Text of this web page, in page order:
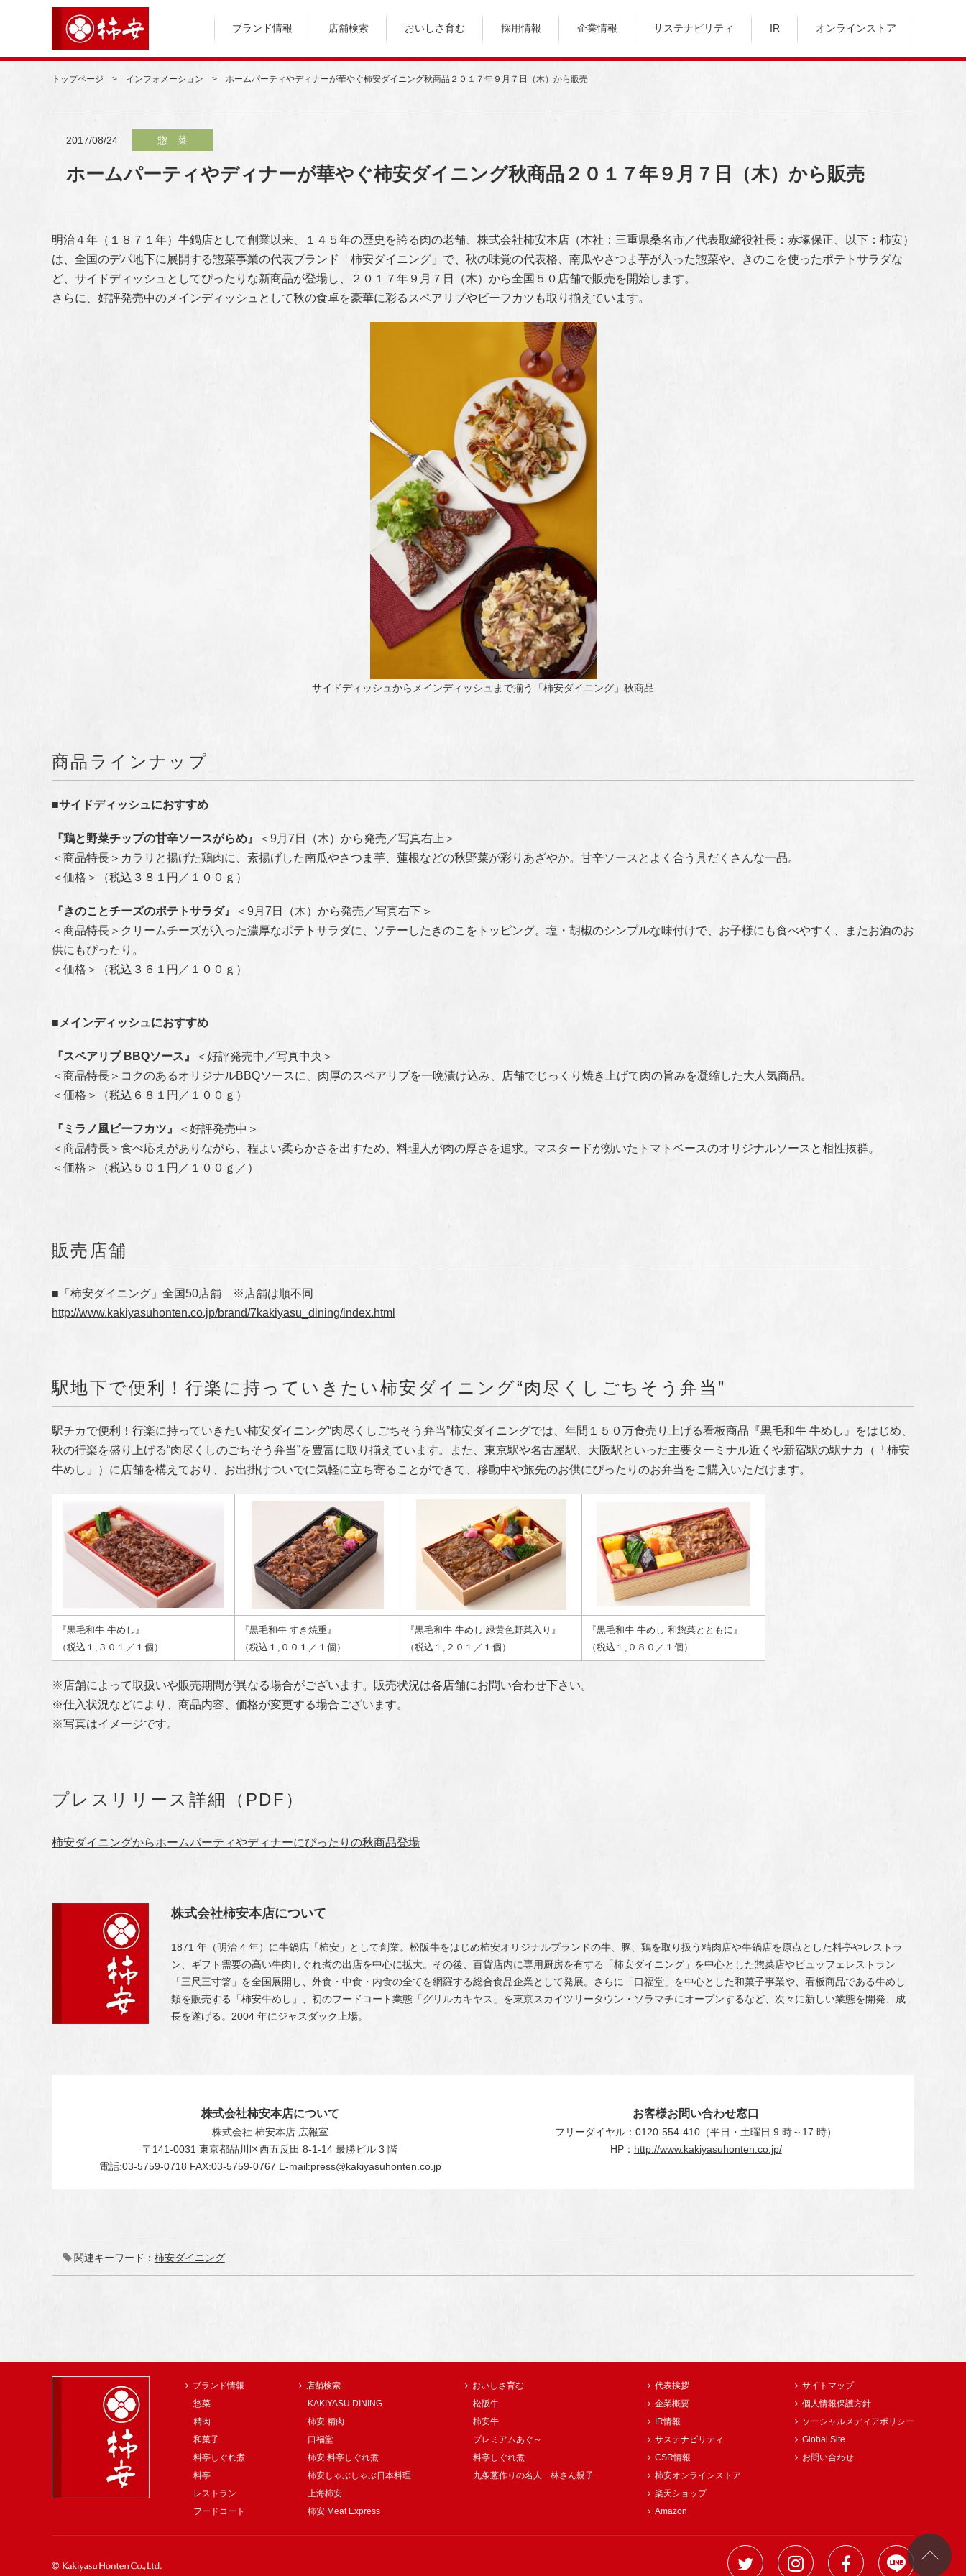
ブランド情報 店舗検索 おいしさ育む 採用情報 企業情報 サステナビリティ IR オンラインストア
トップページ インフォメーション ホームパーティやディナーが華やぐ柿安ダイニング秋商品２０１７年９月７日（木）から販売
2017/08/24 惣 菜
ホームパーティやディナーが華やぐ柿安ダイニング秋商品２０１７年９月７日（木）から販売
明治４年（１８７１年）牛鍋店として創業以来、１４５年の歴史を誇る肉の老舗、株式会社柿安本店（本社：三重県桑名市／代表取締役社長：赤塚保正、以下：柿安）
は、全国のデパ地下に展開する惣菜事業の代表ブランド「柿安ダイニング」で 、秋の味覚の代表格、南瓜やさつま芋が入った惣菜や、きのこを使ったポテトサラダな
ど、サイドディッシュとしてぴったりな新商品が登場し、２０１７年９月７日（木）から全国５０店舗で販売を開始します。
さらに、好評発売中のメインディッシュとして秋の食卓を豪華に彩るスペアリブやビーフカツも取り揃えています。
サイドディッシュからメインディッシュまで揃う「柿安ダイニング」秋商品
商品ラインナップ
■サイドディッシュにおすすめ
『鶏と野菜チップの甘辛ソースがらめ』
＜9月7日（木）から発売／写真右上＞
＜ 商品特長 ＞ カラリと揚げた鶏肉に、素揚げした南瓜やさつま芋、蓮根などの秋野菜が彩りあざやか。甘辛ソースとよく合う具だくさんな一品。
＜価格＞（税込３８１円／１００ｇ）
『きのことチーズのポテトサラダ』
＜9月7日（木）から発売／写真右下＞
＜商品特長＞クリームチーズが入った濃厚なポテトサラダに、ソテーしたきのこをトッピング。塩・胡椒のシンプルな味付けで、お子様にも食べやすく、またお酒のお
供にもぴったり。
＜価格＞（税込３６１円／１００ｇ）
■メインディッシュにおすすめ
『スペアリブ BBQソース』
＜好評発売中／写真中央＞
＜商品特長＞コクのあるオリジナルBBQソースに、肉厚のスペアリブを一晩漬け込み、店舗でじっくり焼き上げて肉の旨みを凝縮した大人気商品。
＜価格＞（税込６８１円／１００ｇ）
『ミラノ風ビーフカツ』
＜好評発売中＞
＜商品特長＞食べ応えがありながら、程よい柔らかさを出すため、料理人が肉の厚さを追求。マスタードが効いたトマトベースのオリジナルソースと相性抜群。
＜価格＞（税込５０１円／１００ｇ／）
販売店舗
■「柿安ダイニング」全国50店舗 ※店舗は順不同
http://www.kakiyasuhonten.co.jp/brand/7kakiyasu_dining/index.html
駅地下で便利！行楽に持っていきたい柿安ダイニング“肉尽くしごちそう弁当”
駅チカで便利！行楽に持っていきたい柿安ダイニング“肉尽くしごちそう弁当”柿安ダイニングでは、年間１５０万食売り上げる看板商品『黒毛和牛 牛めし』をはじめ、
秋の行楽を盛り上げる“肉尽くしのごちそう弁当”を豊富に取り揃えています。また、東京駅や名古屋駅、大阪駅といった主要ターミナル近くや新宿駅の駅ナカ（「柿安
牛めし」）に店舗を構えており、お出掛けついでに気軽に立ち寄ることができて、移動中や旅先のお供にぴったりのお弁当をご購入いただけます。
『黒毛和牛 牛めし』
（税込１,３０１／１個）
『黒毛和牛 すき焼重』
（税込１,００１／１個）
『黒毛和牛 牛めし 緑黄色野菜入り』
（税込１,２０１／１個）
『黒毛和牛 牛めし 和惣菜とともに』
（税込１,０８０／１個）
※店舗によって取扱いや販売期間が異なる場合がございます。販売状況は各店舗にお問い合わせ下さい。
※仕入状況などにより、商品内容、価格が変更する場合ございます。
※写真はイメージです。
プレスリリース詳細（PDF）
柿安ダイニングからホームパーティやディナーにぴったりの秋商品登場
株式会社柿安本店について
1871 年（明治 4 年）に牛鍋店「柿安」として創業。松阪牛をはじめ柿安オリジナルブランドの牛、豚、鶏を取り扱う精肉店や牛鍋店を原点とした料亭やレストラ
ン、ギフト需要の高い牛肉しぐれ煮の出店を中心に拡大。その後、百貨店内に専用厨房を有する「柿安ダイニング」を中心とした惣菜店やビュッフェレストラン
「三尺三寸箸」を全国展開し、外食・中食・内食の全てを網羅する総合食品企業として発展。さらに「口福堂」を中心とした和菓子事業や、看板商品である牛めし
類を販売する「柿安牛めし」、初のフードコート業態「グリルカキヤス」を東京スカイツリータウン・ソラマチにオープンするなど、次々に新しい業態を開発、成
長を遂げる。2004 年にジャスダック上場。
株式会社柿安本店について
株式会社 柿安本店 広報室
〒141-0031東京都品川区西五反田 8-1-14 最勝ビル 3 階
電話:03-5759-0718 FAX:03-5759-0767 E-mail:press@kakiyasuhonten.co.jp
お客様お問い合わせ窓口
フリーダイヤル：0120-554-410 （平日・土曜日 9 時～17 時）
HP： http://www.kakiyasuhonten.co.jp/
関連キーワード： 柿安ダイニング
ブランド情報
惣菜
精肉
和菓子
料亭しぐれ煮
料亭
レストラン
フードコート
店舗検索
KAKIYASU DINING
柿安 精肉
口福堂
柿安 料亭しぐれ煮
柿安しゃぶしゃぶ日本料理
上海柿安
柿安 Meat Express
おいしさ育む
松阪牛
柿安牛
プレミアムあぐ～
料亭しぐれ煮
九条葱作りの名人 林さん親子
代表挨拶
企業概要
IR情報
サステナビリティ
CSR情報
柿安オンラインストア
楽天ショップ
Amazon
サイトマップ
個人情報保護方針
ソーシャルメディアポリシー
Global Site
お問い合わせ